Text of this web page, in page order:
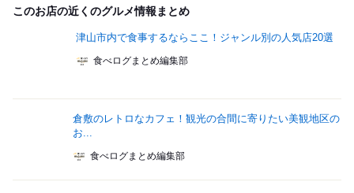
このお店の近くのグルメ情報まとめ
津山市内で食事するならここ！ジャンル別の人気店20選
食べログまとめ編集部
倉敷のレトロなカフェ！観光の合間に寄りたい美観地区の
お...
食べログまとめ編集部